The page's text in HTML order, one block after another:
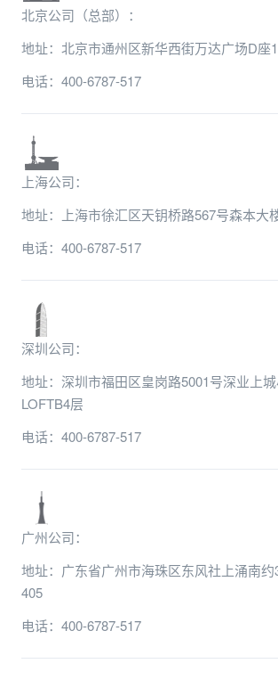
北京公司（总部）：
地址：北京市通州区新华西街万达广场D座
电话：400-6787-517
上海公司：
地址：上海市徐汇区天钥桥路567号森本大
电话：400-6787-517
深圳公司：
地址：深圳市福田区皇岗路5001号深业上
LOFTB4层
电话：400-6787-517
广州公司：
地址：广东省广州市海珠区东风社上涌南
405
电话：400-6787-517